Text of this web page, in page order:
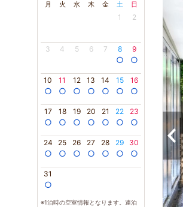
月 火 水 木 金 土 日
1 2
3 4 5 6 7 8
○
9
○
10
○
11
○
12
○
13
○
14
○
15
○
16
○
17
○
18
○
19
○
20
○
21
○
22
○
23
○
24
○
25
○
26
○
27
○
28
○
29
○
30
○
31
○
※1泊時の空室情報となります。連泊